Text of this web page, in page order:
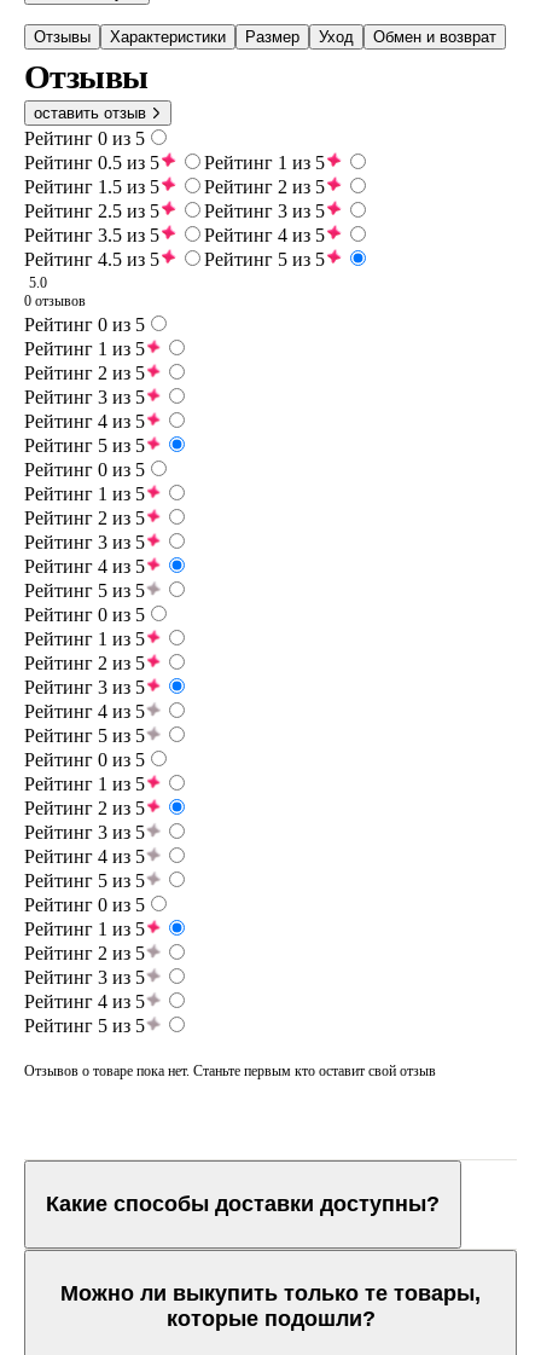
Отзывы Характеристики Размер Уход Обмен и возврат
Отзывы
оставить отзыв
Рейтинг 0 из 5
Рейтинг 0.5 из 5
Рейтинг 1 из 5
Рейтинг 1.5 из 5
Рейтинг 2 из 5
Рейтинг 2.5 из 5
Рейтинг 3 из 5
Рейтинг 3.5 из 5
Рейтинг 4 из 5
Рейтинг 4.5 из 5
Рейтинг 5 из 5
5.0
0 отзывов
Рейтинг 0 из 5
Рейтинг 1 из 5
Рейтинг 2 из 5
Рейтинг 3 из 5
Рейтинг 4 из 5
Рейтинг 5 из 5
Рейтинг 0 из 5
Рейтинг 1 из 5
Рейтинг 2 из 5
Рейтинг 3 из 5
Рейтинг 4 из 5
Рейтинг 5 из 5
Рейтинг 0 из 5
Рейтинг 1 из 5
Рейтинг 2 из 5
Рейтинг 3 из 5
Рейтинг 4 из 5
Рейтинг 5 из 5
Рейтинг 0 из 5
Рейтинг 1 из 5
Рейтинг 2 из 5
Рейтинг 3 из 5
Рейтинг 4 из 5
Рейтинг 5 из 5
Рейтинг 0 из 5
Рейтинг 1 из 5
Рейтинг 2 из 5
Рейтинг 3 из 5
Рейтинг 4 из 5
Рейтинг 5 из 5
Отзывов о товаре пока нет. Станьте первым кто оставит свой отзыв
Какие способы доставки доступны?
Можно ли выкупить только те товары,
которые подошли?